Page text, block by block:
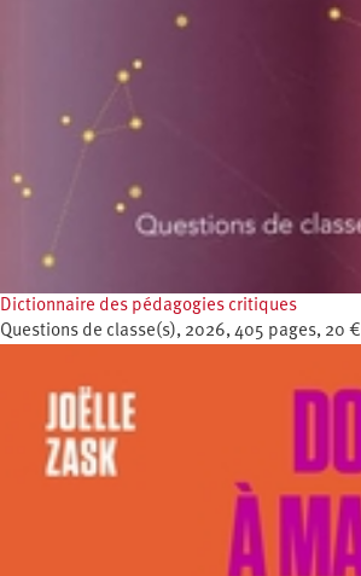
Dictionnaire des pédagogies critiques
Questions de classe(s), 2026, 405 pages, 20 €